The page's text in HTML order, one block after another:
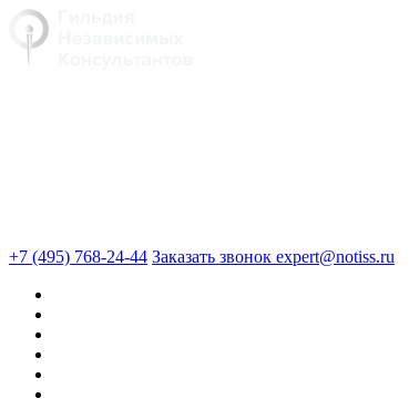
+7 (495) 768-24-44 Заказать звонок expert@notiss.ru